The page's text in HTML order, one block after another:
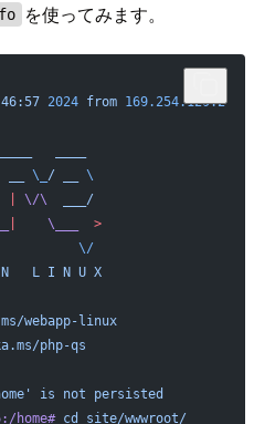
を使ってみます。
2024 from 169.254.129.2
\_ /
\
\/\
  ___/
    \___
  >
\/
   L
I N U X
webapp-linux
php-qs
is not persisted
home# cd
site/wwwroot/